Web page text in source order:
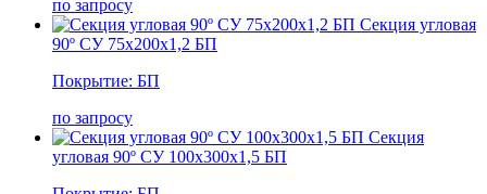
по запросу
Секция угловая
90º СУ 75х200х1,2 БП
Покрытие: БП
по запросу
Секция
угловая 90º СУ 100х300х1,5 БП